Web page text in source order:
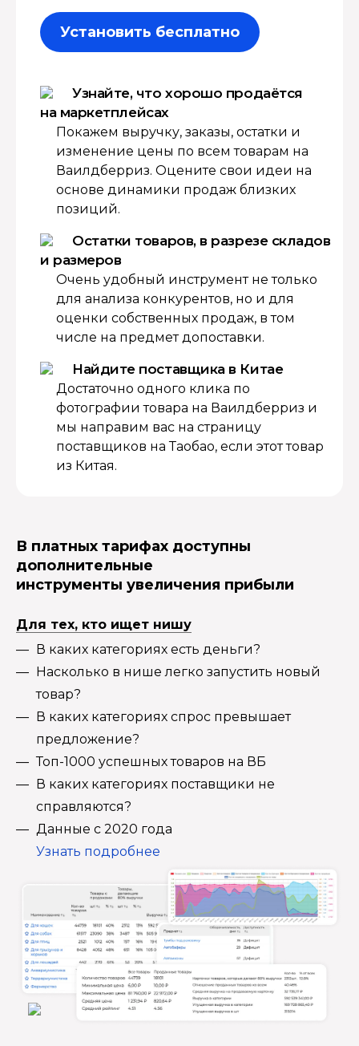
Установить бесплатно
Узнайте, что хорошо продаётся
на маркетплейсах
Покажем выручку, заказы, остатки и
изменение цены по всем товарам на
Ваилдберриз. Оцените свои идеи на
основе динамики продаж близких
позиций.
Остатки товаров, в разрезе складов
и размеров
Очень удобный инструмент не только
для анализа конкурентов, но и для
оценки собственных продаж, в том
числе на предмет допоставки.
Найдите поставщика в Китае
Достаточно одного клика по
фотографии товара на Ваилдберриз и
мы направим вас на страницу
поставщиков на Таобао, если этот товар
из Китая.
В платных тарифах доступны
дополнительные
инструменты увеличения прибыли
Для тех, кто ищет нишу
В каких категориях есть деньги?
Насколько в нише легко запустить новый
товар?
В каких категориях спрос превышает
предложение?
Топ-1000 успешных товаров на ВБ
В каких категориях поставщики не
справляются?
Данные с 2020 года
Узнать подробнее